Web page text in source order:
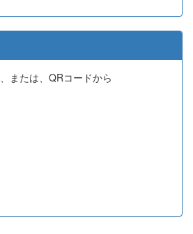
、または、QRコードから